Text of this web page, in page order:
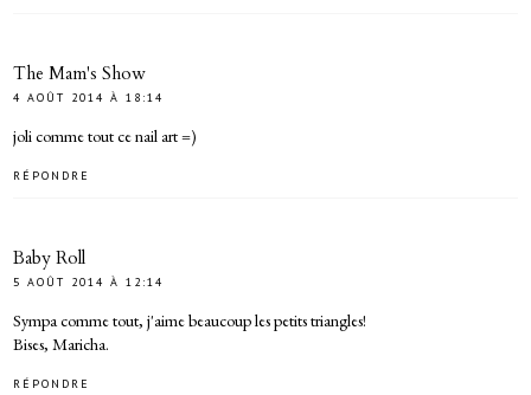
The Mam's Show
4 AOÛT 2014 À 18:14
joli comme tout ce nail art =)
RÉPONDRE
Baby Roll
5 AOÛT 2014 À 12:14
Sympa comme tout, j'aime beaucoup les petits triangles!
Bises, Maricha.
RÉPONDRE